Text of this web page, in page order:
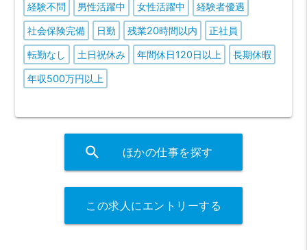
経験不問 男性活躍中 女性活躍中 経験者優遇
社会保険完備 日勤 残業20時間以内 正社員
転勤なし 土日祝休み 年間休日120日以上 長期休暇
年収500万円以上
ほかの仕事を探す
search
この求人にエントリーする